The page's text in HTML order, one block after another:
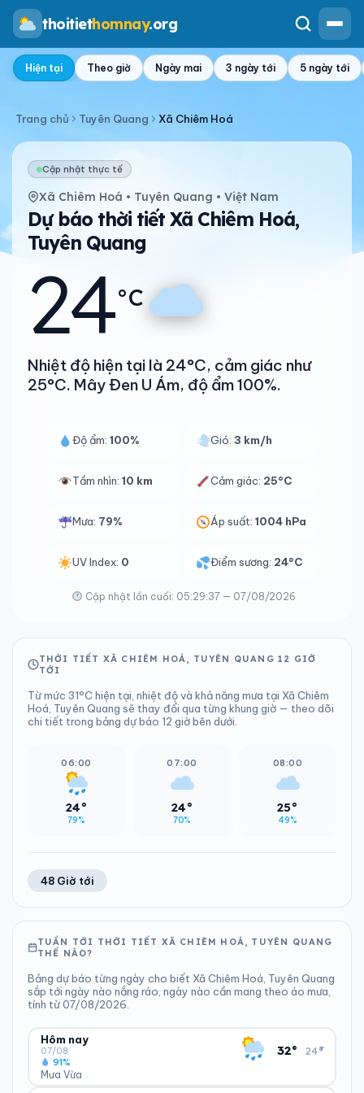
thoitiethomnay.org
Hiện tại Theo giờ Ngày mai 3 ngày tới 5 ngày tới
Trang chủ Tuyên Quang Xã Chiêm Hoá
Cập nhật thực tế
Xã Chiêm Hoá • Tuyên Quang • Việt Nam
Dự báo thời tiết Xã Chiêm Hoá,
Tuyên Quang
24°C
Nhiệt độ hiện tại là 24°C, cảm giác như
25°C. Mây Đen U Ám, độ ẩm 100%.
Độ ẩm: 100% Gió:3 km/h
Tầm nhìn: 10 km Cảm giác: 25°C
Mưa: 79% Áp suất:1004 hPa
UV Index: 0 Điểm sương: 24°C
Cập nhật lần cuối: 05:29:37 — 07/08/2026
THỜI TIẾT XÃ CHIÊM HOÁ, TUYÊN QUANG 12 GIỜ
TỚI
Từ mức 31°C hiện tại, nhiệt độ và khả năng mưa tại Xã Chiêm
Hoá, Tuyên Quang sẽ thay đổi qua từng khung giờ — theo dõi
chi tiết trong bảng dự báo 12 giờ bên dưới.
06:00
24°
79%
07:00
24°
70%
08:00
25°
49%
48 Giờ tới
TUẦN TỚI THỜI TIẾT XÃ CHIÊM HOÁ, TUYÊN QUANG
THẾ NÀO?
Bảng dự báo từng ngày cho biết Xã Chiêm Hoá, Tuyên Quang
sắp tới ngày nào nắng ráo, ngày nào cần mang theo áo mưa,
tính từ 07/08/2026.
Hôm nay
07/08
Mưa Vừa
91%
32° 24°
▾